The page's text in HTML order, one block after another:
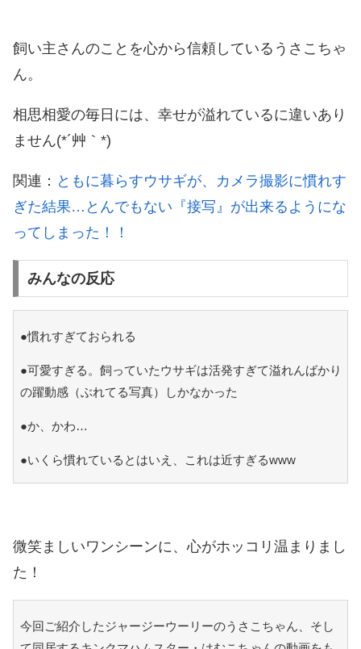
飼い主さんのことを心から信頼しているうさこちゃ
ん。
相思相愛の毎日には、幸せが溢れているに違いあり
ません(*´艸｀*)
関連： ともに暮らすウサギが、カメラ撮影に慣れす
ぎた結果…とんでもない『接写』が出来るようにな
ってしまった！！
みんなの反応
●慣れすぎておられる
●可愛すぎる。飼っていたウサギは活発すぎて溢れんばかり
の躍動感（ぶれてる写真）しかなかった
●か、かわ…
●いくら慣れているとはいえ、これは近すぎるwww
微笑ましいワンシーンに、心がホッコリ温まりまし
た！
今回ご紹介したジャージーウーリーのうさこちゃん、そし